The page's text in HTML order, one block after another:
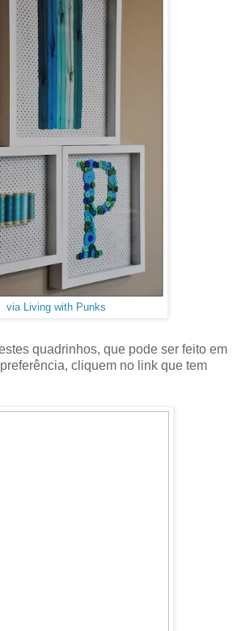
via Living with Punks
quadrinhos, que pode ser feito em
cliquem no link que tem